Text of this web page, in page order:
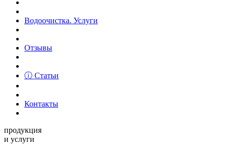
Водоочистка. Услуги
Отзывы
ⓘ Статьи
Контакты
продукция
и услуги